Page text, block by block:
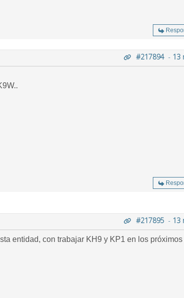
#217894- 13
#217895 - 13
entidad, con trabajar KH9 y KP1 en los